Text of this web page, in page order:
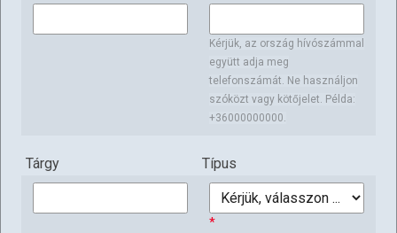
Kérjük, az ország hívószámmal
együtt adja meg
telefonszámát. Ne használjon
szóközt vagy kötőjelet. Példa:
+36000000000.
Tárgy Típus